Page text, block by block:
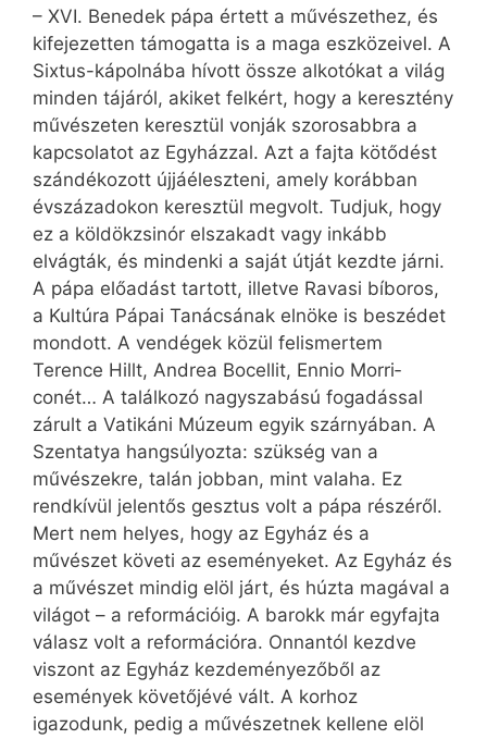
– XVI. Benedek pápa értett a művészethez, és
kifejezetten támogatta is a maga eszközeivel. A
Sixtus-kápolnába hívott össze alkotókat a világ
minden tájáról, akiket felkért, hogy a keresztény
művészeten keresztül vonják szorosabbra a
kapcsolatot az Egyházzal. Azt a fajta kötődést
szándékozott újjáéleszteni, amely korábban
évszázadokon keresztül megvolt. Tudjuk, hogy
ez a köldökzsinór elszakadt vagy inkább
elvágták, és mindenki a saját útját kezdte járni.
A pápa előadást tartott, illetve Ravasi bíboros,
a Kultúra Pápai Tanácsának elnöke is beszédet
mondott. A vendégek közül felismertem
Terence Hillt, Andrea Bocellit, Ennio Mor­ri­
conét… A találkozó nagyszabású fogadással
zárult a Vatikáni Múzeum egyik szárnyában. A
Szentatya hangsúlyozta: szükség van a
művészekre, talán jobban, mint valaha. Ez
rendkívül jelentős gesztus volt a pápa részéről.
Mert nem helyes, hogy az Egyház és a
művészet követi az eseményeket. Az Egyház és
a művészet mindig elöl járt, és húzta magával a
világot – a reformációig. A barokk már egyfajta
válasz volt a reformációra. Onnantól kezdve
viszont az Egyház kezdeményezőből az
események követőjévé vált. A korhoz
igazodunk, pedig a művészetnek kellene elöl